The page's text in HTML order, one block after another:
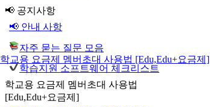
학교용 요금제 멤버초대 사용법 [Edu,Edu+요금제]
📢 공지사항
📢 안내 사항
자주 묻는 질문 모음
학습지원 소프트웨어 체크리스트
학교용 요금제 멤버초대 사용법
[Edu,Edu+요금제]